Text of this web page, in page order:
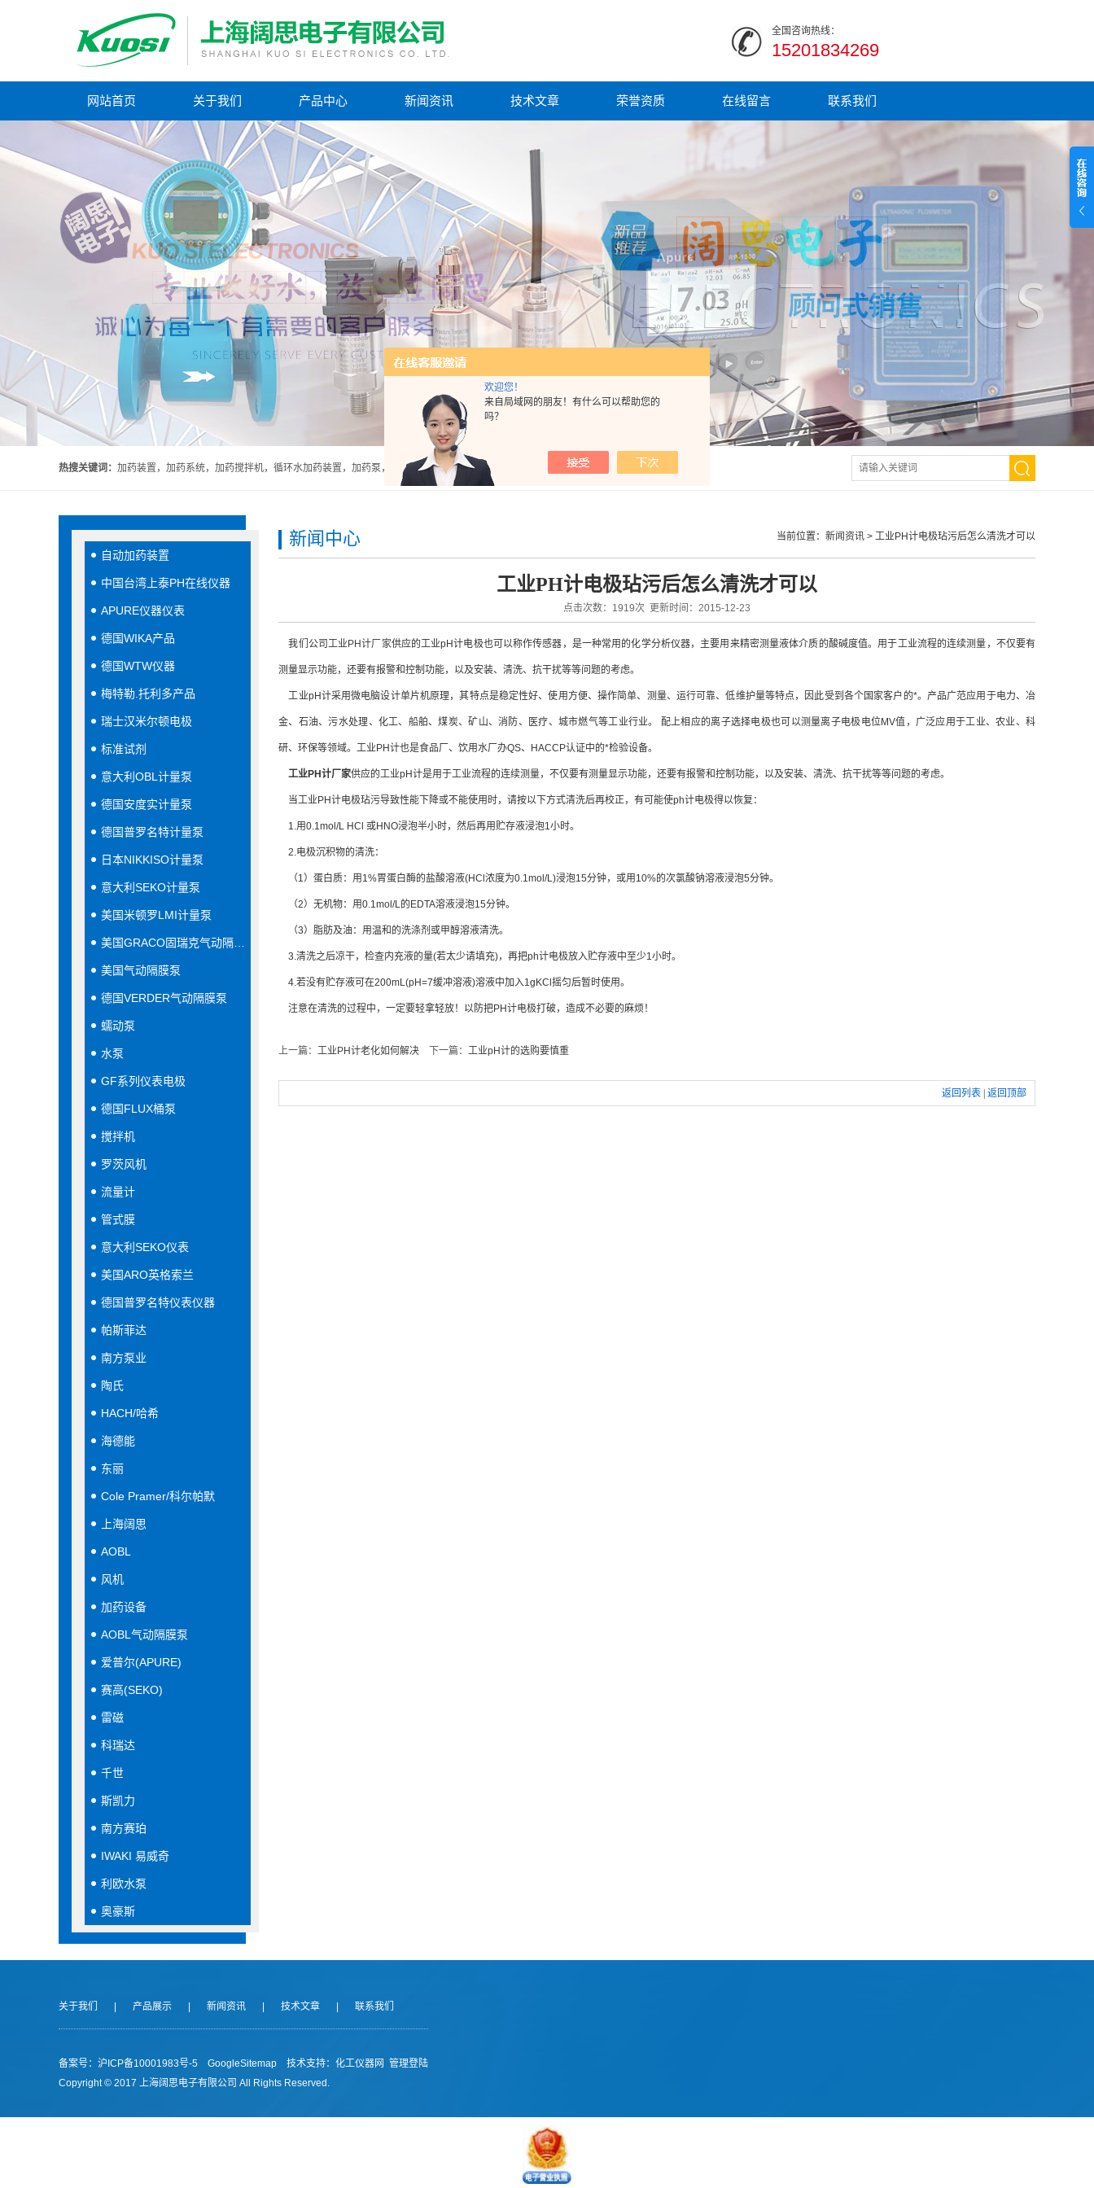
欢迎您！
来自局域网的朋友！有什么可以帮助您的
吗？
全国咨询热线：
15201834269
网站首页 关于我们 产品中心 新闻资讯 技术文章 荣誉资质 在线留言 联系我们
热搜关键词： 加药装置，加药系统，加药搅拌机，循环水加药装置，加药泵，计量泵，气动隔膜泵，PH计，酸度计 |
自动加药装置
中国台湾上泰PH在线仪器
APURE仪器仪表
德国WIKA产品
德国WTW仪器
梅特勒.托利多产品
瑞士汉米尔顿电极
标准试剂
意大利OBL计量泵
德国安度实计量泵
德国普罗名特计量泵
日本NIKKISO计量泵
意大利SEKO计量泵
美国米顿罗LMI计量泵
美国气动隔膜泵
德国VERDER气动隔膜泵
蠕动泵
水泵
GF系列仪表电极
德国FLUX桶泵
搅拌机
罗茨风机
流量计
管式膜
意大利SEKO仪表
美国ARO英格索兰
德国普罗名特仪表仪器
帕斯菲达
南方泵业
陶氏
HACH/哈希
海德能
东丽
Cole Pramer/科尔帕默
上海阔思
AOBL
风机
加药设备
AOBL气动隔膜泵
爱普尔(APURE)
赛高(SEKO)
雷磁
科瑞达
千世
斯凯力
南方赛珀
IWAKI 易威奇
利欧水泵
奥豪斯
当前位置： 新闻资讯 > 工业PH计电极玷污后怎么清洗才可以
新闻中心
工业PH计电极玷污后怎么清洗才可以
点击次数：1919次 更新时间：2015-12-23
我们公司 工业PH计厂家供应的工业pH计电极也可以称作传感器，是一种常用的化学分析仪器，主要用来精密测量液体介质的酸碱度值。用于工业流程的连续测量，不仅要有
测量显示功能，还要有报警和控制功能，以及安装、清洗、抗干扰等等问题的考虑。
工业pH计采用微电脑设计单片机原理，其特点是稳定性好、使用方便、操作简单、测量、运行可靠、低维护量等特点，因此受到各个国家客户的*。产品广范应用于电力、冶
金、石油、污水处理、化工、船舶、煤炭、矿山、消防、医疗、城市燃气等工业行业。 配上相应的离子选择电极也可以测量离子电极电位MV值，广泛应用于工业、农业、科
研、环保等领域。工业PH计也是食品厂、饮用水厂办QS、HACCP认证中的*检验设备。
工业PH计厂家供应的工业pH计是用于工业流程的连续测量，不仅要有测量显示功能，还要有报警和控制功能，以及安装、清洗、抗干扰等等问题的考虑。
当工业PH计电极玷污导致性能下降或不能使用时，请按以下方式清洗后再校正，有可能使ph计电极得以恢复：
1.用0.1mol/L HCl 或HNO浸泡半小时，然后再用贮存液浸泡1小时。
2.电极沉积物的清洗：
（1）蛋白质：用1%胃蛋白酶的盐酸溶液(HCl浓度为0.1mol/L)浸泡15分钟，或用10%的次氯酸钠溶液浸泡5分钟。
（2）无机物：用0.1mol/L的EDTA溶液浸泡15分钟。
（3）脂肪及油：用温和的洗涤剂或甲醇溶液清洗。
3.清洗之后凉干，检查内充液的量(若太少请填充)，再把ph计电极放入贮存液中至少1小时。
4.若没有贮存液可在200mL(pH=7缓冲溶液)溶液中加入1gKCl摇匀后暂时使用。
注意在清洗的过程中，一定要轻拿轻放！以防把PH计电极打破，造成不必要的麻烦！
上一篇： 工业PH计老化如何解决 下一篇： 工业pH计的选购要慎重
返回列表 返回顶部
关于我们 产品展示 新闻资讯 技术文章 联系我们
备案号：沪ICP备10001983号-5 GoogleSitemap 技术支持： 化工仪器网 管理登陆
Copyright © 2017 上海阔思电子有限公司 All Rights Reserved.